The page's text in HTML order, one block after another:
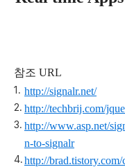
참조 URL
http://signalr.net/
http://techbrij.com/
http://www.asp.net/
n-to-signalr
http://